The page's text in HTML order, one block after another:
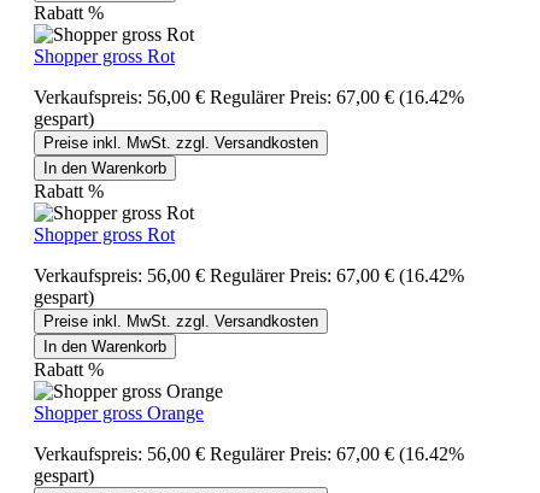
Rabatt %
Shopper gross Rot
Verkaufspreis: 56,00 € Regulärer Preis: 67,00 € (16.42%
gespart)
Preise inkl. MwSt. zzgl. Versandkosten
In den Warenkorb
Rabatt %
Shopper gross Rot
Verkaufspreis: 56,00 € Regulärer Preis: 67,00 € (16.42%
gespart)
Preise inkl. MwSt. zzgl. Versandkosten
In den Warenkorb
Rabatt %
Shopper gross Orange
Verkaufspreis: 56,00 € Regulärer Preis: 67,00 € (16.42%
gespart)